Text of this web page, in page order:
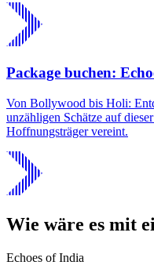
Package buchen:
Von Bollywood bis Holi:
unzähligen Schätze auf
Hoffnungsträger vereint.
Wie wäre es mit
Echoes of India